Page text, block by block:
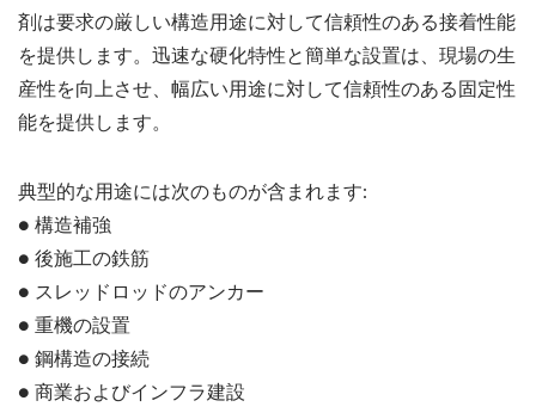
剤は要求の厳しい構造用途に対して信頼性のある接着性能
を提供します。迅速な硬化特性と簡単な設置は、現場の生
産性を向上させ、幅広い用途に対して信頼性のある固定性
能を提供します。
典型的な用途には次のものが含まれます:
● 構造補強
● 後施工の鉄筋
● スレッドロッドのアンカー
● 重機の設置
● 鋼構造の接続
● 商業およびインフラ建設